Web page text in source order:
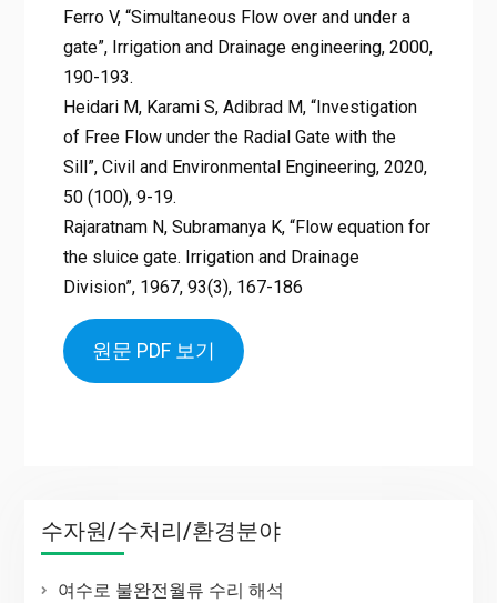
Ferro V, “Simultaneous Flow over and under a
gate”, Irrigation and Drainage engineering, 2000,
190-193.
Heidari M, Karami S, Adibrad M, “Investigation
of Free Flow under the Radial Gate with the
Sill”, Civil and Environmental Engineering, 2020,
50 (100), 9-19.
Rajaratnam N, Subramanya K, “Flow equation for
the sluice gate. Irrigation and Drainage
Division”, 1967, 93(3), 167-186
원문 PDF 보기
수자원/수처리/환경분야
여수로 불완전월류 수리 해석